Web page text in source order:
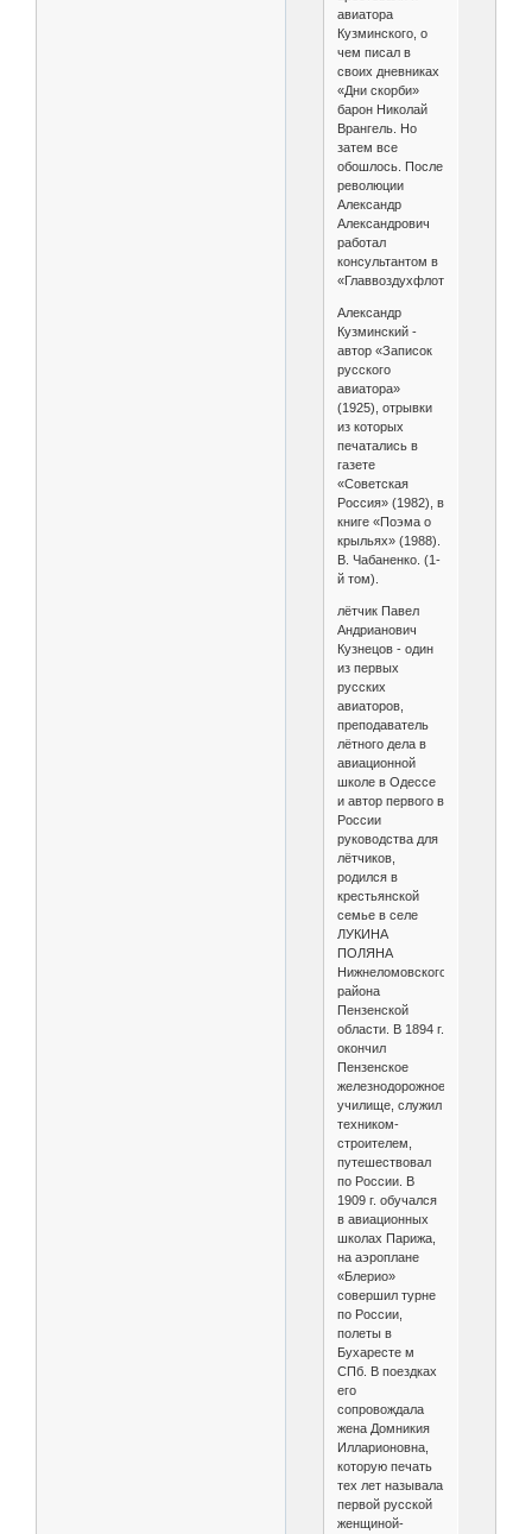
авиатора
Кузминского, о
чем писал в
своих дневниках
«Дни скорби»
барон Николай
Врангель. Но
затем все
обошлось. После
революции
Александр
Александрович
работал
консультантом в
«Главвоздухфлоте».
Александр
Кузминский -
автор «Записок
русского
авиатора»
(1925), отрывки
из которых
печатались в
газете
«Советская
Россия» (1982), в
книге «Поэма о
крыльях» (1988).
В. Чабаненко. (1-
й том).
лётчик Павел
Андрианович
Кузнецов - один
из первых
русских
авиаторов,
преподаватель
лётного дела в
авиационной
школе в Одессе
и автор первого в
России
руководства для
лётчиков,
родился в
крестьянской
семье в селе
ЛУКИНА
ПОЛЯНА
Нижнеломовского
района
Пензенской
области. В 1894 г.
окончил
Пензенское
железнодорожное
училище, служил
техником-
строителем,
путешествовал
по России. В
1909 г. обучался
в авиационных
школах Парижа,
на аэроплане
«Блерио»
совершил турне
по России,
полеты в
Бухаресте м
СПб. В поездках
его
сопровождала
жена Домникия
Илларионовна,
которую печать
тех лет называла
первой русской
женщиной-